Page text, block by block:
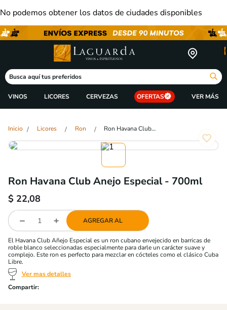
No podemos obtener los datos de ciudades disponibles
Busca aquí tus preferidos
VINOS LICORES CERVEZAS OFERTAS
Licores Ron Ron Havana Club Anejo Especial - 700ml
Ron Havana Club Anejo Especial - 700ml
$ 22,08
AGREGAR AL
El Havana Club Añejo Especial es un ron cubano envejecido en barricas de
roble blanco seleccionadas especialmente para darle un carácter suave y
complejo. Este ron es perfecto para mezclar en cócteles como el clásico Cuba
Libre.
Ver mas detalles